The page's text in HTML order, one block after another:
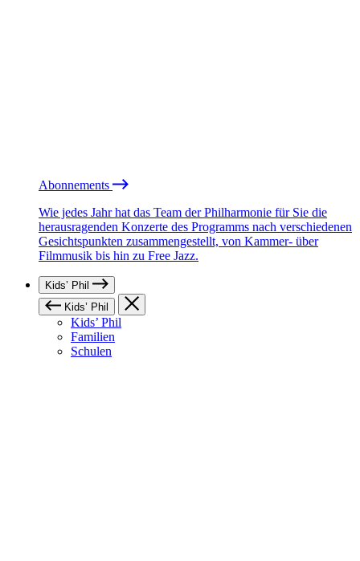
Abonnements
Wie jedes Jahr hat das Team der Philharmonie für Sie die
herausragenden Konzerte des Programms nach verschiedenen
Gesichtspunkten zusammengestellt, von Kammer- über
Filmmusik bis hin zu Free Jazz.
Kids’ Phil
Kids’ Phil
Kids’ Phil
Familien
Schulen